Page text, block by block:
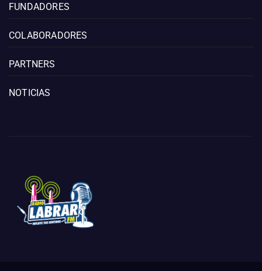
FUNDADORES
COLABORADORES
PARTNERS
NOTICIAS